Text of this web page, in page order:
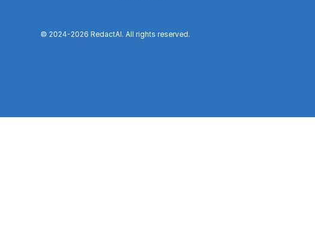
© 2024-2026 RedactAI. All rights reserved.